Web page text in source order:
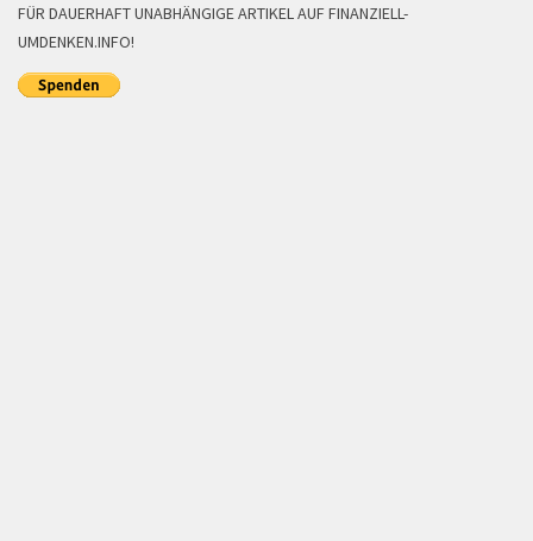
FÜR DAUERHAFT UNABHÄNGIGE ARTIKEL AUF FINANZIELL-
UMDENKEN.INFO!